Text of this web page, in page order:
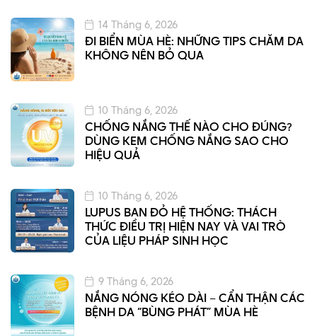
ĐI BIỂN MÙA HÈ: NHỮNG TIPS CHĂM DA
KHÔNG NÊN BỎ QUA
14 Tháng 6, 2026
CHỐNG NẮNG THẾ NÀO CHO ĐÚNG?
DÙNG KEM CHỐNG NẮNG SAO CHO
HIỆU QUẢ
10 Tháng 6, 2026
LUPUS BAN ĐỎ HỆ THỐNG: THÁCH
THỨC ĐIỀU TRỊ HIỆN NAY VÀ VAI TRÒ
CỦA LIỆU PHÁP SINH HỌC
10 Tháng 6, 2026
NẮNG NÓNG KÉO DÀI – CẨN THẬN CÁC
BỆNH DA “BÙNG PHÁT” MÙA HÈ
9 Tháng 6, 2026